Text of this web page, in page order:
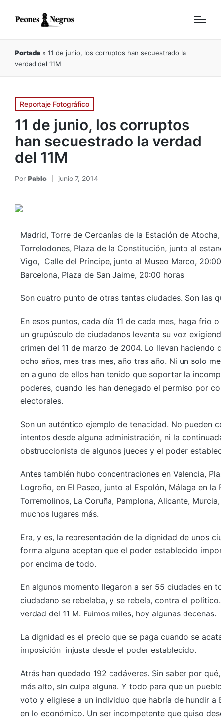
Portada » 11 de junio, los corruptos han secuestrado la
verdad del 11M
Publicado
en
Reportaje Fotográfico
11 de junio, los corruptos
han secuestrado la verdad
del 11M
Publicado
Por Pablo junio 7, 2014
Madrid, Torre de Cercanías de la Estación de
Torrelodones, Plaza de la Constitución, junto al
Vigo, Calle del Príncipe, junto al Museo Marco,
Barcelona, Plaza de San Jaime, 20:00 horas
Son cuatro punto de otras tantas ciudades. Son las
En esos puntos, cada día 11 de cada mes, haga frio
un grupúsculo de ciudadanos levanta su voz
crimen del 11 de marzo de 2004. Lo llevan haciendo
ocho años, mes tras mes, año tras año. Ni un solo
en alguno de ellos han tenido que soportar la
poderes, cuando les han denegado el permiso por
electorales.
Son un auténtico ejemplo de tenacidad. No pueden
intentos desde alguna administración, ni la
obstruccionista de algunos jueces y el poder
Antes también hubo concentraciones en Valencia,
Logroño, en El Paseo, junto al Espolón, Málaga en la
Torremolinos, La Coruña, Pamplona, Alicante,
muchos lugares más.
Era, y es, la representación de la dignidad de unos
forma alguna aceptan que el poder establecido
por encima de todo.
En algunos momento llegaron a ser 55 ciudades en
ciudadano se rebelaba, y se rebela, contra el
verdad del 11 M. Fuimos miles, hoy algunas decenas.
La dignidad es el precio que se paga cuando se
imposición injusta desde el poder establecido.
Atrás han quedado 192 cadáveres. Sin saber por
más alto, sin culpa alguna. Y todo para que un
voto y eligiese a un individuo que habría de hundir a
en lo económico. Un ser incompetente que quiso